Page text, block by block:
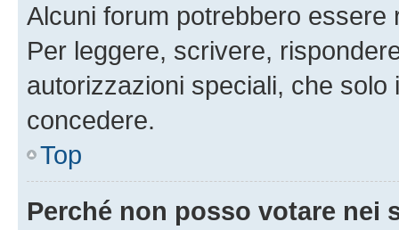
Alcuni forum potrebbero
Per leggere, scrivere,
autorizzazioni speciali, che solo
concedere.
Top
Perché non posso votare nei